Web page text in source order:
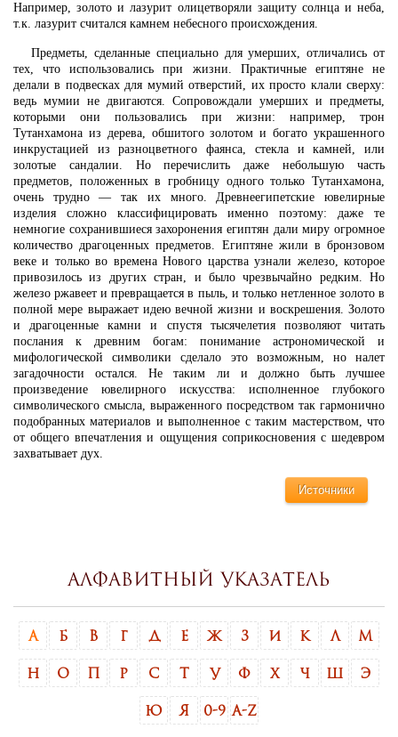
Например, золото и лазурит олицетворяли защиту солнца и неба,
т.к. лазурит считался камнем небесного происхождения.
Предметы, сделанные специально для умерших, отличались от
тех, что использовались при жизни. Практичные египтяне не
делали в подвесках для мумий отверстий, их просто клали сверху:
ведь мумии не двигаются. Сопровождали умерших и предметы,
которыми они пользовались при жизни: например, трон
Тутанхамона из дерева, обшитого золотом и богато украшенного
инкрустацией из разноцветного фаянса, стекла и камней, или
золотые сандалии. Но перечислить даже небольшую часть
предметов, положенных в гробницу одного только Тутанхамона,
очень трудно — так их много. Древнеегипетские ювелирные
изделия сложно классифицировать именно поэтому: даже те
немногие сохранившиеся захоронения египтян дали миру огромное
количество драгоценных предметов. Египтяне жили в бронзовом
веке и только во времена Нового царства узнали железо, которое
привозилось из других стран, и было чрезвычайно редким. Но
железо ржавеет и превращается в пыль, и только нетленное золото в
полной мере выражает идею вечной жизни и воскрешения. Золото
и драгоценные камни и спустя тысячелетия позволяют читать
послания к древним богам: понимание астрономической и
мифологической символики сделало это возможным, но налет
загадочности остался. Не таким ли и должно быть лучшее
произведение ювелирного искусства: исполненное глубокого
символического смысла, выраженного посредством так гармонично
подобранных материалов и выполненное с таким мастерством, что
от общего впечатления и ощущения соприкосновения с шедевром
захватывает дух.
Источники
Алфавитный указатель
А Б В Г Д Е Ж З И К Л М
Н О Р С Т У Ф Х Ч Э
Ю Я 0-9 A-Z